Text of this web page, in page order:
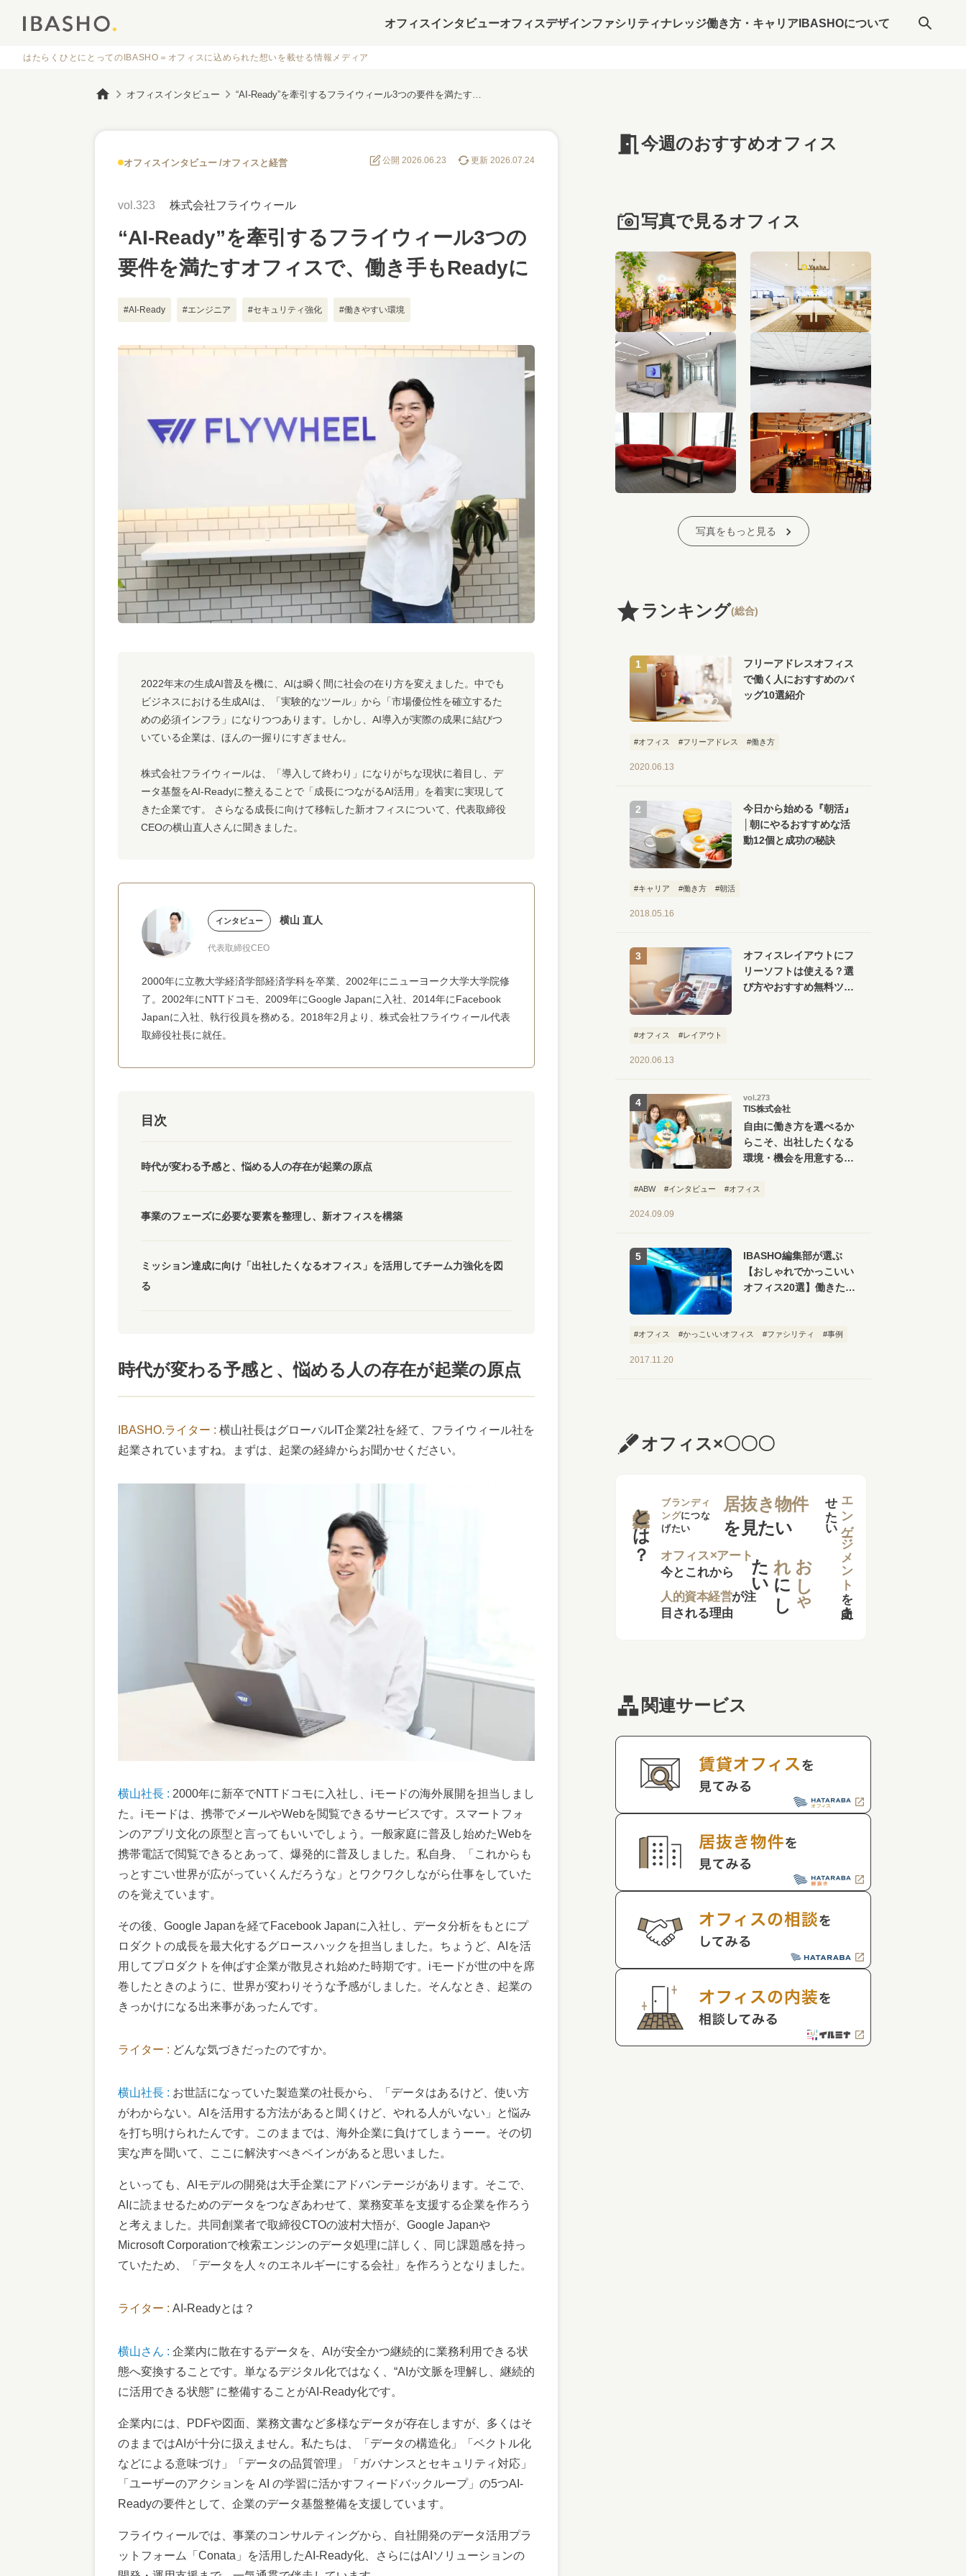
オフィスインタビューオフィスデザインファシリティナレッジ働き方・キャリア IBASHOについて
はたらくひとにとってのIBASHO＝オフィスに込められた想いを載せる情報メディア
オフィスインタビュー
オフィスインタビュー オフィスと経営 公開 2026.06.23 更新 2026.07.24
vol.323 株式会社フライウィール
“AI-Ready”を牽引するフライウィール3つの
要件を満たすオフィスで、働き手もReadyに
#AI-Ready #エンジニア #セキュリティ強化 #働きやすい環境
2022年末の生成AI普及を機に、AIは瞬く間に社会の在り方を変えました。中でも
ビジネスにおける生成AIは、「実験的なツール」から「市場優位性を確立するた
めの必須インフラ」になりつつあります。しかし、AI導入が実際の成果に結びつ
いている企業は、ほんの一握りにすぎません。
株式会社フライウィールは、「導入して終わり」になりがちな現状に着目し、デ
ータ基盤をAI-Readyに整えることで「成長につながるAI活用」を着実に実現して
きた企業です。 さらなる成長に向けて移転した新オフィスについて、代表取締役
CEOの横山直人さんに聞きました。
インタビュー 横山 直人
代表取締役CEO
2000年に立教大学経済学部経済学科を卒業、2002年にニューヨーク大学大学院修
了。2002年にNTTドコモ、2009年にGoogle Japanに入社、2014年にFacebook
Japanに入社、執行役員を務める。2018年2月より、株式会社フライウィール代表
取締役社長に就任。
目次
時代が変わる予感と、悩める人の存在が起業の原点
事業のフェーズに必要な要素を整理し、新オフィスを構築
ミッション達成に向け「出社したくなるオフィス」を活用してチーム力強化を図
る
時代が変わる予感と、悩める人の存在が起業の原点
IBASHO.ライター : 横山社長はグローバルIT企業2社を経て、フライウィール社を
起業されていますね。まずは、起業の経緯からお聞かせください。
横山社長 : 2000年に新卒でNTTドコモに入社し、iモードの海外展開を担当しまし
た。iモードは、携帯でメールやWebを閲覧できるサービスです。スマートフォ
ンのアプリ文化の原型と言ってもいいでしょう。一般家庭に普及し始めたWebを
携帯電話で閲覧できるとあって、爆発的に普及しました。私自身、「これからも
っとすごい世界が広がっていくんだろうな」とワクワクしながら仕事をしていた
のを覚えています。
その後、Google Japanを経てFacebook Japanに入社し、データ分析をもとにプ
ロダクトの成長を最大化するグロースハックを担当しました。ちょうど、AIを活
用してプロダクトを伸ばす企業が散見され始めた時期です。iモードが世の中を席
巻したときのように、世界が変わりそうな予感がしました。そんなとき、起業の
きっかけになる出来事があったんです。
ライター : どんな気づきだったのですか。
横山社長 : お世話になっていた製造業の社長から、「データはあるけど、使い方
がわからない。AIを活用する方法があると聞くけど、やれる人がいない」と悩み
を打ち明けられたんです。このままでは、海外企業に負けてしまうーー。その切
実な声を聞いて、ここに解決すべきペインがあると思いました。
といっても、AIモデルの開発は大手企業にアドバンテージがあります。そこで、
AIに読ませるためのデータをつなぎあわせて、業務変革を支援する企業を作ろう
と考えました。共同創業者で取締役CTOの波村大悟が、Google Japanや
Microsoft Corporationで検索エンジンのデータ処理に詳しく、同じ課題感を持っ
ていたため、「データを人々のエネルギーにする会社」を作ろうとなりました。
ライター : AI-Readyとは？
横山さん : 企業内に散在するデータを、AIが安全かつ継続的に業務利用できる状
態へ変換することです。単なるデジタル化ではなく、“AIが文脈を理解し、継続的
に活用できる状態” に整備することがAI-Ready化です。
企業内には、PDFや図面、業務文書など多様なデータが存在しますが、多くはそ
のままではAIが十分に扱えません。私たちは、「データの構造化」「ベクトル化
などによる意味づけ」「データの品質管理」「ガバナンスとセキュリティ対応」
「ユーザーのアクションを AI の学習に活かすフィードバックループ」の5つAI-
Readyの要件として、企業のデータ基盤整備を支援しています。
フライウィールでは、事業のコンサルティングから、自社開発のデータ活用プラ
ットフォーム「Conata」を活用したAI-Ready化、さらにはAIソリューションの
今週のおすすめオフィス
写真で見るオフィス
写真をもっと見る
ランキング(総合)
フリーアドレスオフィス
で働く人におすすめのバ
ッグ10選紹介
#オフィス #フリーアドレス #働き方
2020.06.13
今日から始める『朝活』
│朝にやるおすすめな活
動12個と成功の秘訣
#キャリア #働き方 #朝活
2018.05.16
オフィスレイアウトにフ
リーソフトは使える？選
び方やおすすめ無料ツー
#オフィス #レイアウト
2020.06.13
vol.273
TIS株式会社
自由に働き方を選べるか
らこそ、出社したくなる
環境・機会を用意する。
ツアー
#ABW #インタビュー #オフィス
2024.09.09
IBASHO編集部が選ぶ
【おしゃれでかっこいい
オフィス20選】働きたく
#オフィス #かっこいいオフィス #ファシリティ
#事例
2017.11.20
オフィス×〇〇〇
とは？
ブランディ
ングにつな
げたい
居抜き物件
を見たい
オフィス×アート
今とこれから
人的資本経営が注
目される理由
お
し
ゃ
れ
に
し
た
い エンゲージメント
を
向上さ
せ
た
い
関連サービス